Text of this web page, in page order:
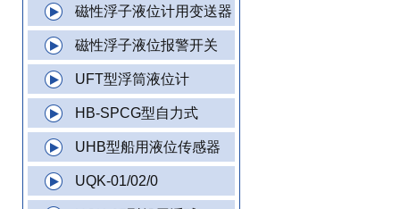
磁性浮子液位计用变送器
磁性浮子液位报警开关
UFT型浮筒液位计
HB-SPCG型自力式
UHB型船用液位传感器
UQK-01/02/0